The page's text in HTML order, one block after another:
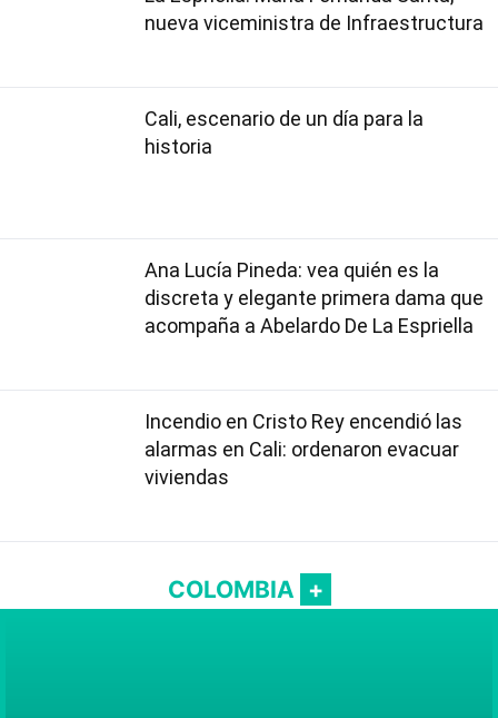
nueva viceministra de Infraestructura
Cali, escenario de un día para la
historia
Ana Lucía Pineda: vea quién es la
discreta y elegante primera dama que
acompaña a Abelardo De La Espriella
Incendio en Cristo Rey encendió las
alarmas en Cali: ordenaron evacuar
viviendas
COLOMBIA